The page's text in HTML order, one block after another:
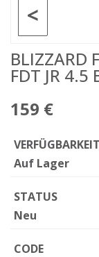
<
BLIZZARD
FDT JR
159 €
VERFÜGBARKEIT
Auf Lager
STATUS
Neu
CODE